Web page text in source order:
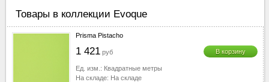
Товары в коллекции Evoque
Prisma Pistacho
1 421 руб В корзину
Ед. изм.: Квадратные метры
На складе: На складе